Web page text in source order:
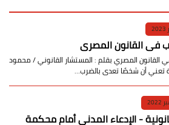
في القانون المصري
القانون المصري بقلم : المستشار القانوني / محمود
تعني أن شخصًا تعدى بالضرب…
- الإدعاء المدني أمام محكمة